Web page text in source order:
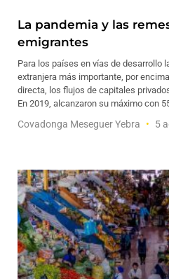
La pandemia y las
emigrantes
Para los países en vías de desarrollo
extranjera más importante, por
directa, los flujos de capitales
En 2019, alcanzaron su máximo con
Covadonga Meseguer Yebra 5